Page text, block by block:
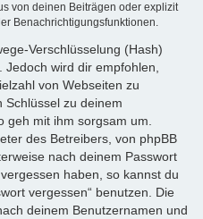
von deinen Beiträgen oder explizit
Benachrichtigungsfunktionen.
Verschlüsselung (Hash)
wird dir empfohlen,
von Webseiten zu
Schlüssel zu deinem
geh mit ihm sorgsam um.
des Betreibers, von phpBB
nach deinem Passwort
haben, so kannst du
vergessen“ benutzen. Die
deinem Benutzernamen und